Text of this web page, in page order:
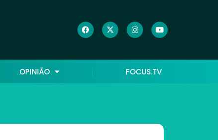
OPINIÃO FOCUS.TV